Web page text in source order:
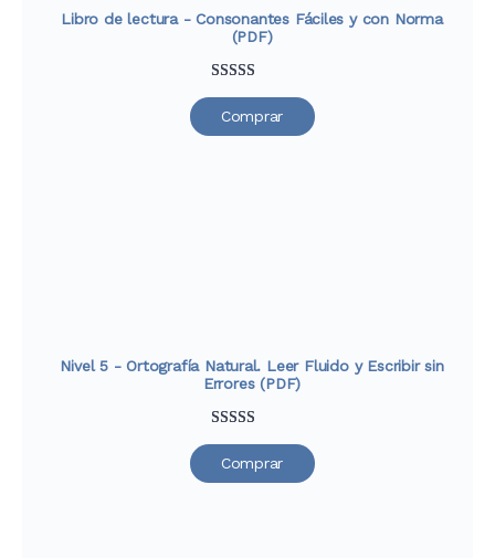
Libro de lectura - Consonantes Fáciles y con Norma
(PDF)
Valorado
con4.76de
33
Comprar
Nivel 5 - Ortografía Natural. Leer Fluido y Escribir sin
Errores (PDF)
con4.91de
Comprar